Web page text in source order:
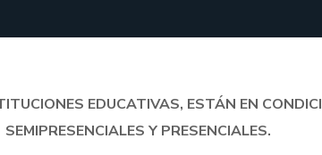
EDUCATIVAS, ESTÁN EN
Y PRESENCIALES.